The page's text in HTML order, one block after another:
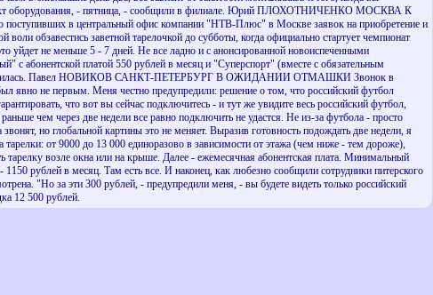
оборудования, - пятница, - сообщили в филиале. Юрий ПЛОХОТНИЧЕНКО МОСКВА К
в центральный офис компании "НТВ-Плюс" в Москве заявок на приобретение и
обзавестись заветной тарелочкой до субботы, когда официально стартует чемпионат
уйдет не меньше 5 - 7 дней. Не все ладно и с анонсированной новоиспеченными
с абонентской платой 550 рублей в месяц и "Суперспорт" (вместе с обязательным
затруднилась. Павел НОВИКОВ САНКТ-ПЕТЕРБУРГ В ОЖИДАНИИ ОТМАШКИ Звонок в
явно не первым. Меня честно предупредили: решение о том, что российский футбол
что вот вы сейчас подключитесь - и тут же увидите весь российский футбол,
чем через две недели все равно подключить не удастся. Не из-за футбола - просто
но глобальной картины это не меняет. Выразив готовность подождать две недели, я
от 9000 до 13 000 единоразово в зависимости от этажа (чем ниже - тем дороже),
возле окна или на крыше. Далее - ежемесячная абонентская плата. Минимальный
рублей в месяц. Там есть все. И наконец, как любезно сообщили сотрудники питерского
"Но за эти 300 рублей, - предупредили меня, - вы будете видеть только российский
12 500 рублей.